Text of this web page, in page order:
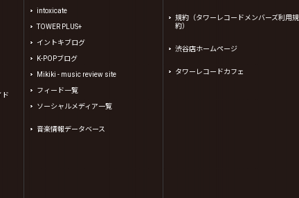
ド
intoxicate
TOWER PLUS+
イントキブログ
K-POPブログ
Mikiki - music review site
フィード一覧
ソーシャルメディア一覧
音楽情報データベース
規約（タワーレコードメンバーズ利用規
約）
渋谷店ホームページ
タワーレコードカフェ